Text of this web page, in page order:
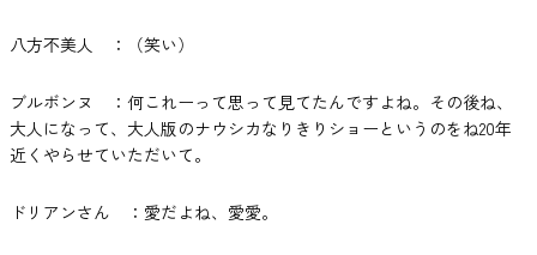
八方不美人 ：（笑い）
ブルボンヌ ：何これーって思って見てたんですよね。その後ね、
大人になって、大人版のナウシカなりきりショーというのをね20年
近くやらせていただいて。
ドリアンさん ：愛だよね、愛愛。